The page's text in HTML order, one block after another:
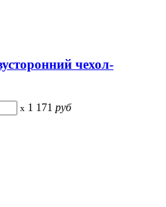
чехол-
x 1 171 руб